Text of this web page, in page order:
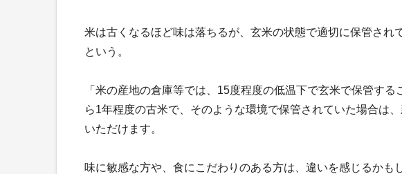
米は古くなるほど味は落ちるが、玄米の状態で適切に保管され
という。
「米の産地の倉庫等では、15度程度の低温下で玄米で保管す
ら1年程度の古米で、そのような環境で保管されていた場合は
いただけます。
味に敏感な方や、食にこだわりのある方は、違いを感じるかも